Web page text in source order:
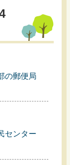
の郵便局
センター